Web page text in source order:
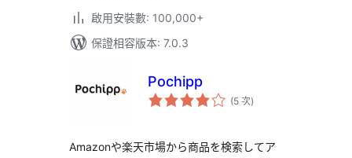
啟用安裝數: 100,000+
保證相容版本: 7.0.3
Pochipp
(5 次評
分)
Amazonや楽天市場から商品を検索してア